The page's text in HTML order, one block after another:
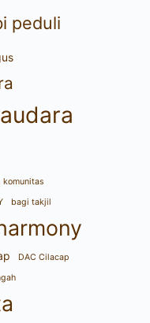
peduli
komunitas
bagi takjil
DAC Cilacap